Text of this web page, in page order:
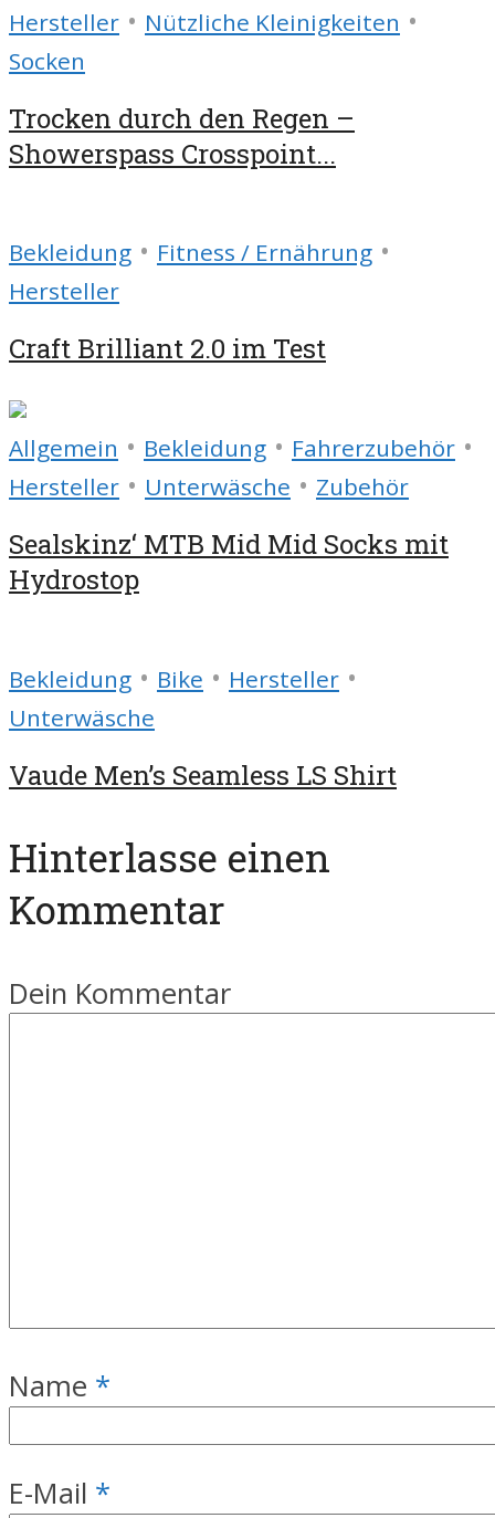
Hersteller • Nützliche Kleinigkeiten •
Socken
Trocken durch den Regen –
Showerspass Crosspoint...
Bekleidung • Fitness / Ernährung •
Hersteller
Craft Brilliant 2.0 im Test
Allgemein • Bekleidung • Fahrerzubehör •
Hersteller • Unterwäsche • Zubehör
Sealskinz‘ MTB Mid Mid Socks mit
Hydrostop
Bekleidung • Bike • Hersteller •
Unterwäsche
Vaude Men’s Seamless LS Shirt
Hinterlasse einen
Kommentar
Dein Kommentar
Name *
E-Mail *